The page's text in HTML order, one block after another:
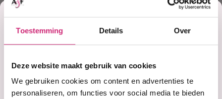
Toestemming Details Over
Deze website maakt gebruik van cookies
We gebruiken cookies om content en advertenties te
personaliseren, om functies voor social media te bieden
€2,50
Korting
op je